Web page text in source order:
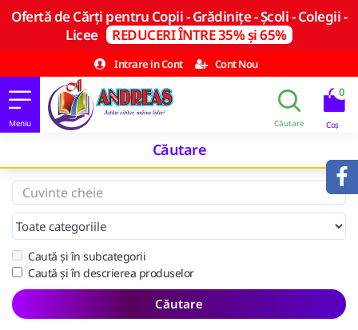
Ofertă de Cărți pentru Copii - Grădinițe - Școli - Colegii -
Licee REDUCERI ÎNTRE 35% și 65%
Intrare in Cont
Cont Nou
0
Căutare
Caută și în subcategorii
Caută și în descrierea produselor
Căutare